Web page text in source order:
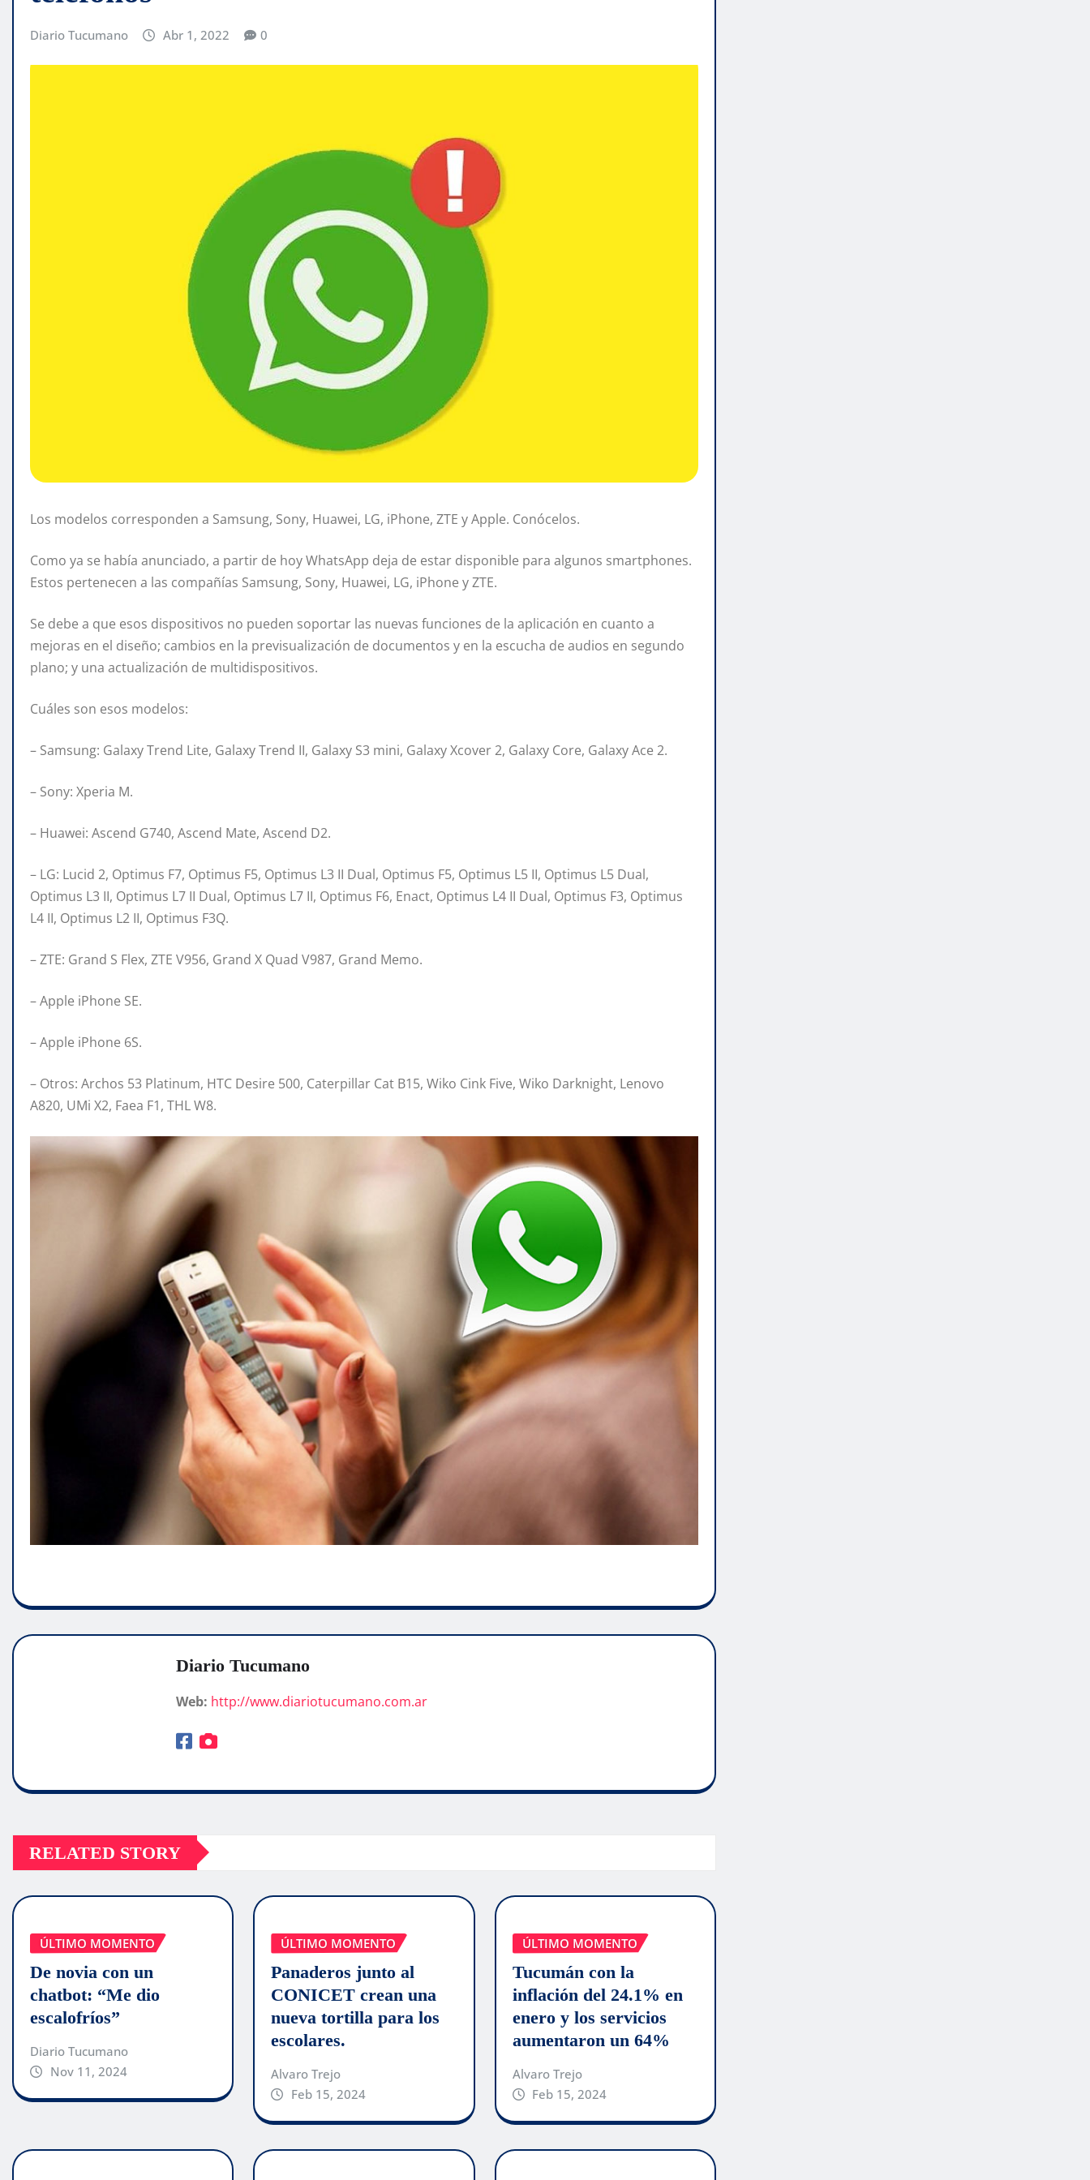
Diario Tucumano Abr 1, 2022 0
Los modelos corresponden a Samsung, Sony, Huawei, LG, iPhone, ZTE y Apple. Conócelos.
Como ya se había anunciado, a partir de hoy WhatsApp deja de estar disponible para algunos smartphones.
Estos pertenecen a las compañías Samsung, Sony, Huawei, LG, iPhone y ZTE.
Se debe a que esos dispositivos no pueden soportar las nuevas funciones de la aplicación en cuanto a
mejoras en el diseño; cambios en la previsualización de documentos y en la escucha de audios en segundo
plano; y una actualización de multidispositivos.
Cuáles son esos modelos:
– Samsung: Galaxy Trend Lite, Galaxy Trend II, Galaxy S3 mini, Galaxy Xcover 2, Galaxy Core, Galaxy Ace 2.
– Sony: Xperia M.
– Huawei: Ascend G740, Ascend Mate, Ascend D2.
– LG: Lucid 2, Optimus F7, Optimus F5, Optimus L3 II Dual, Optimus F5, Optimus L5 II, Optimus L5 Dual,
Optimus L3 II, Optimus L7 II Dual, Optimus L7 II, Optimus F6, Enact, Optimus L4 II Dual, Optimus F3, Optimus
L4 II, Optimus L2 II, Optimus F3Q.
– ZTE: Grand S Flex, ZTE V956, Grand X Quad V987, Grand Memo.
– Apple iPhone SE.
– Apple iPhone 6S.
– Otros: Archos 53 Platinum, HTC Desire 500, Caterpillar Cat B15, Wiko Cink Five, Wiko Darknight, Lenovo
A820, UMi X2, Faea F1, THL W8.
Diario Tucumano
Web: http://www.diariotucumano.com.ar
RELATED STORY
ÚLTIMO MOMENTO
De novia con un
chatbot: “Me dio
escalofríos”
Diario Tucumano
Nov 11, 2024
ÚLTIMO MOMENTO
Panaderos junto al
CONICET crean una
nueva tortilla para los
escolares.
Alvaro Trejo
Feb 15, 2024
ÚLTIMO MOMENTO
Tucumán con la
inflación del 24.1% en
enero y los servicios
aumentaron un 64%
Alvaro Trejo
Feb 15, 2024